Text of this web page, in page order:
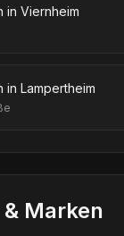
in Viernheim
in Lampertheim
Marken